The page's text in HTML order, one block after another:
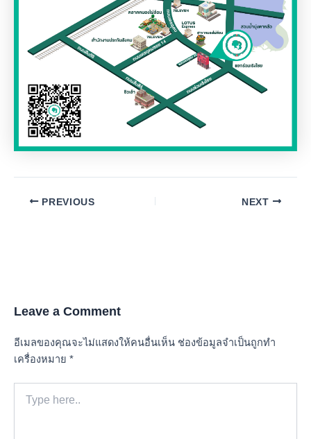
Post PREVIOUS NEXT
Leave a Comment
อีเมลของคุณจะไม่แสดงให้คนอื่นเห็น ช่องข้อมูลจำเป็นถูกทำ
เครื่องหมาย *
here..